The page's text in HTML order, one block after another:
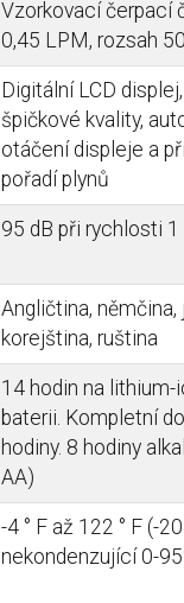
Vzorkovací čerpací
0,45 LPM, rozsah
Digitální LCD
špičkové kvality,
otáčení displeje a
pořadí plynů
95 dB při rychlosti 1
Angličtina, němčina,
korejština, ruština
14 hodin na lithium-
baterii. Kompletní
hodiny. 8 hodiny
AA)
-4 ° F až 122 ° F (-
nekondenzující 0-